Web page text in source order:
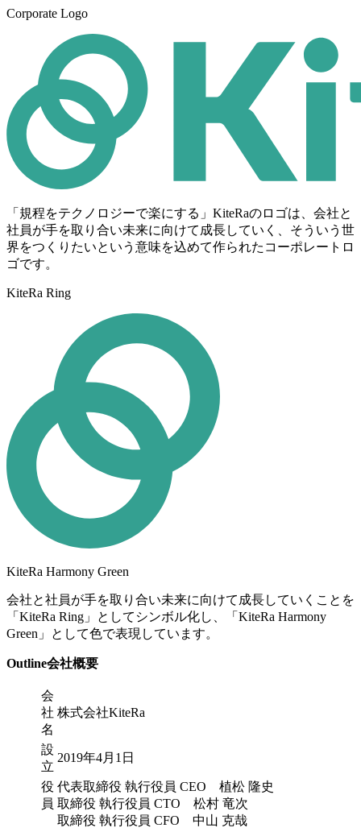
て、確かに大きな逆風かもしれません。
しかし私は、KiteRaにとってAIの普及と進化は「大き
なチャンス」だと考えています。AIがもっともらしい
答えを大量に生み出す時代だからこそ、「その答えは
本当に正しいのか」「誰が責任を取るのか」という問
いが、これまで以上に重みを増しています。いま世の
中が求めているのは、単なる知性のインフラではな
く、揺るぎない「信頼のインフラ」なのです。
私たちは、企業活動の源流であり正の基準（グラウン
ド・トゥルース）である「社内規程」を起点に、証明
された正しいデータに基づいて「ガバナンスが効いて
いる状態」を創り出します。これこそが、私たちにし
か実現できないGRCプラットフォームの姿です。
そこで新たな期のテーマを「信頼のインフラを創る」
とし、改めてKiteRaのビジョンに「信頼のインフラに
マーケットを、私たちが一から創造していきます。
私たちは、社内規程という企業活動の最上流のデータ
を、創業以来、愚直に磨き続けてきました。約4,000社
のお客様が日々積み重ねてくださる文脈や意思決定の
蓄積は、他社が一朝一夕には模倣できない、KiteRaな
らではの資産です。この資産を起点に、規程（ポリシ
ー）と運用（コントロール）を一気通貫で同期させ、
「ガバナンスが効いている状態」とその「正当性」の
「証明」をお客様に提供する——これがGRCプラット
フォーム構想の本質です。AIがもたらす効率だけを追
うのではなく、人が関与する仕組み（Human in the
loop）を通じて、「100％の効率化より、100％の安心
感」を届けます。
明確なビジョンとその達成ロジック、泥臭くても積み
果。この三つの歯車が狂いなく噛み合う会社だけが、
揺るぎない成長の物語を描けると信じています。AI時
代の生産性は、規模ではなく、一人ひとりの知恵と質
の高い判断の総量で決まります。だからこそ私たち
は、筋肉質な経営をもう一段上の次元で実践していき
ます。
そして、この高い山を登り切るために、私たちは今一
度「スタートアップマインド」を取り戻さなければな
りません。AIでプロダクトを模倣することはできて
も、変化に対応し、自らの前提を疑い続ける「強い組
織」を模倣することはできません。それこそが、最終
的な勝負を決めると考えています。
まうケースも少なくありません。
社内規程類の適切な整備や管理はGRCを支えるために
不可欠です。
我々は創業から、「社内規程のデジタル・トランスフ
ォーメーション」という新しいカテゴリーマーケット
を創造する挑戦を続けてきました。社内規程という単
一のドメインサービスを愚直に深堀し磨きこみ、その
結果現在3,000社以上のお客様にご利用いただけるまで
に成長し、今なお成長し続けています。
の挑戦として、GRCにまつわる企業の様々な課題を最
新のソフトウェアテクノロジーで解決し、持続的に企
業価値を向上させるプラットフォーム企業になること
を目指します。
企業におけるGRCの構築は社内規程類の整備にとどま
らず多岐に渡ります。しかし、多くの企業では、その
構築作業がいまだに非効率でアナログなオペレーショ
ンを強いられているのが現状です。
GRCにまつわる様々な業務を高度化し、形式的に構築
するのではなく実効性ある仕組みと適切な意思決定環
境をソフトウェアの力で創る。GRCの強化が企業の持
続的な成長と競争力の強化を高め、ひいては企業価値
の向上に繋がる。そのようなビジネス環境を創ること
を我々のVisionとします。
なぜKiteRaがGRC領域に事業を拡張するのか。先ほど
も述べた通り、GRC構築の根幹には社内規程類の適切
な整備運用が欠かせません。会社のレギュレーション
に沿って企業経営がなされる仕組みは社内規程類の存
社がやる意義があると考えています。
企業のGRCの健全性に対する社会の注目度は、今後ま
すます高まることが予想されます。
我々は、これまで培ってきた社内規程のデジタル・ト
ランスフォーメーションという側面から、企業のGRC
にまつわる業務全般へとサービスを拡張させ、GRCと
いう新しいカテゴリーマーケットを創造することを目
指します。社内規程という単一のドメインサービスか
ら創業以来初めてビジネスを複線化するこの第二創業
期を皆さんと一緒に作り上げ成功へと導きたいと考え
ています。
成し遂げ、高い成長を目指し続けることをデザインさ
れ生まれた会社です。
以前、CTO の松村さんが全社会でも言っていた、「ス
タートアップの死は倒産ではなく成長が止まった時で
ある」
その言葉がまさに現実になるという強い危機感を私だ
けでなく、役員全員が強く認識しました。
我々は「スタート」して「アップ」する会社を作るん
だ。そのスタートアップマインドをもう一度取り戻そ
新規事業を中断し、戦時の CEO モードに切り替え、
トップマネジメントとマイクロマネジメントスタイル
を全面に出して上期は臨んできました。
耳あたりの良い言葉を免罪符に、私がCEO としてやる
べきことをやっていなかった、CEO としての怠慢が2
期連続未達という結果を招いたと深く自省した結果取
った行動です。
そして、その効果は、徐々に出てきてように感じてい
ます。上期は久しぶりに半期予算を達成しました。ま
た、Biz もしっかりとした成長軌道に乗りつつありま
す。皆さんの日々の行動と戦時モードの植松について
きてくれたおかげだと思っています。改めて皆さんに
感謝をお伝えしたいと思います。有難う御座いまし
一方で、上期の予算達成は喜ばしいことではあります
が、決して我々が目指すべき高い目標ではなかったこ
とも事実です。それ故に下期は、我々自身の成長のた
「スタートアップマインド」を実践するべく、期初計
画を上方修正したターゲット予算を掲げました。
上期の勢いを継続し、ターゲット予算を達成し、ひい
ては通期で予算を達成するという大きな目標のため
に、「一人ひとりやるべきことをやり切る」下期にし
ましょう。やり切ったと皆が胸を張って言える、その
先にこそ皆さん一人ひとりの真の成長と喜びが約束さ
れます。
本年もよろしくお願いいたします。
2025年 年頭
植松 隆史
にインパクトを与えるために存在する会社です。
私は常日ごろKiteRaは流れに乗る会社ではなく、自ら
流れを生み、自ら変化を起こす会社であると言ってい
ます。
だからこそ、我々は新しいことに挑戦し、その結果か
ら学びを得て、次の成長に活かしていく循環活動の営
みが極めて大切であり、それが再現性ある形での成長
に繋がるのです。
結果は分からない。
ただ、やり切ったかどうかで結果は大きく異なること
長への真の学びを得られないこともまた確かです。
KiteRaは今から約5年前、真っ暗な大海原を筏に乗った
4人で出航しました。どこが目的地かも分からないま
っては激流にのまれてしまう。サメに襲われてしま
だから必死に漕いで進んでいた。そんな姿を見かねた
大きくて良い船に乗っていた人たちが一人、また一人
と筏に乗り移ってきてくれ、仲間となり今ではそれな
りの船になって来ました。
乗り移って来てくれた時、筏の方が乗り心地が良さそ
うだからとか、安全そうだからではなかったはずで
す。そこには自らの意図と意志があったはずです。そ
れが筏に乗り移るという決断の源泉でありその延長線
上に未来があるのです。
我々は、今もまだ大海原の荒れた海の中にいます。
ただ、目的地はうっすら見えてきました。まだ遠いで
すが、確実に我々が目指す大陸の海岸線は見えてきま
した。
もう、迷うことはありません。我々が前人未到の大陸
な意思決定のもと、先頭に立ち船を導きます。
目的地までの航路を切り拓くために、一人ひとりやる
べきことをやり切りましょう！
されます。
Carry out to the end!
2024年 年頭
植松 隆史
そのような環境下でも、我々KiteRaは力強い成長を遂
げました。
MRRも顧客数も２倍以上の成長を遂げ、大型の資金調
達にも成功しました。
昨年の年頭挨拶で、私は市場を創造する足掛かりは出
来たと述べました。
そしてその通り、我々は市場を創造する先駆者として
衆目認知されつつあり
故に競合会社も出てきました。
ただ、それでも市場を創造したと言うには早すぎま
す。
些細なことでも消え去ってしまうほどまだまだ脆弱な
ものです。
社内規程のクラウドサービス市場が「確かなもの」に
なるか否かは、市場の先駆者である我々次第です。
年にしましょう。
KiteRaは流れに乗る会社ではなく、自ら流れを生み、
自ら変化を起こす会社です。
だからこそ、我々は自ら計画し、実行し、その結果か
ら学び、次なる成長へと繋げる循環活動が極めて大切
となります。
失敗を恐れず果敢に挑戦して下さい。
未知の領域に勇気をもって足を踏み込んだ者だけが、
新しい市場を創ることが出来るのです。
私は常々KiteRaという会社は皆さんが人間として成長
できる場にしたいと言っていますし、心からそう思っ
ています。
それは、皆さんが貴重な人生の時間をKiteRaで費やす
ことに対する最大の恩返しだと思っているからです。
今年を皆さんが個人としての成長、そして、会社の成
長を「確かなもの」として感じることが出来る１年に
しましょう。
本年もよろしくお願いいたします。
2023年1月1日
代表取締役CEO 植松隆史
市場を創造する足掛かりは出来た。我々がスタートア
ップ企業としてイノベーションを起こし
市場に必要とされる新しい１つのピースを埋める「挑
戦権」は手に入れた。
そのことはとても誇らしい。
皆さんの力無くしてこの挑戦権は得られなかった。
社内規程のクラウドサービスがニッチな市場で終わる
のか、その先のもっと大きな市場を創造するのか、こ
の1年が分水嶺になると思う。
「挑戦権」を得られず市場から退場していく企業の方
この挑戦権を使って大いに楽しみましょう！
皆さんにはKiteRaという会社でワクワク・ドキドキす
る人生を送って欲しい。
える。
それが会社としての成長につながると信じている。
2022年もよろしくお願いします！
2022年1月1日
代表取締役CEO 植松隆史
昨年は、新型コロナウィルスという未曾有のパンデミ
ックにより
社会経済活動が大きく制約を受けました。
その中においても、KiteRaは力強く成長をし、190社の
新規顧客を獲得するに至りました。
リモート商談ツールの普及や、社労士業界のDX化とい
う流れに上手く乗れたこともありましたが
ひとえにメンバー1人ひとりが知恵を出し、努力をした
結果だと思っております。
社内規程のクラウドという市場を、確実に切り拓いた
手ごたえを感じた年でした。
今年は、社内規程のクラウドという市場を衆目認めら
れる年にしたいと思っています。
事業の成長スピードを加速させるためのアクセルを踏
み込む年になります。
ンです。
後は各々が担っている業務において、アクセルを踏み
込むに耐えうる準備をしっかり行って欲しいと思いま
単に作業をするのではなく、主体的に考え、行動し、
業務の改善を形にするまでリードしていって欲しいと
思います。
市場を創造しながら自らの成長を実感できる機会は人
生において中々ないと思いますが
KiteRaで働くことの醍醐味は、まさにそこだと思いま
す。
本年を会社にとっても個人にとっても本物の実力を身
につける1年にしていきましょう。
本年もよろしくお願いいたします。
2021年1月1日
代表取締役CEO 植松隆史
Corporate Logo
「規程をテクノロジーで楽にする」KiteRaのロゴは、会社と
社員が手を取り合い未来に向けて成長していく、そういう世
界をつくりたいという意味を込めて作られたコーポレートロ
ゴです。
KiteRa Ring
KiteRa Harmony Green
会社と社員が手を取り合い未来に向けて成長していくことを
「KiteRa Ring」としてシンボル化し、「KiteRa Harmony
Green」として色で表現しています。
Outline会社概要
会
社
名
株式会社KiteRa
設
立
2019年4月1日
役
員
代表取締役 執行役員 CEO 植松 隆史
取締役 執行役員 CTO 松村 竜次
取締役 執行役員 CFO 中山 克哉